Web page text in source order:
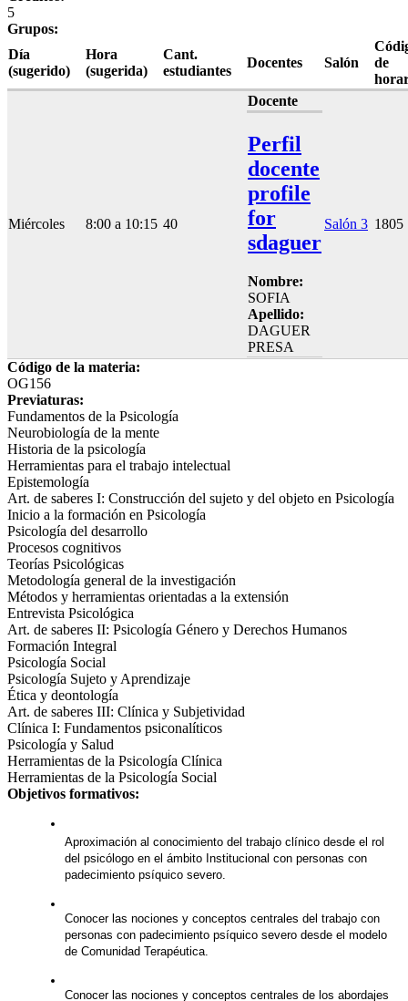
5
Grupos:
Día
(sugerido)
Hora
(sugerida)
Cant.
estudiantes
Docentes Salón
de
Miércoles 8:00 a 10:15 40
Docente
Perfil
docente
profile
for
sdaguer
Nombre:
SOFIA
Apellido:
DAGUER
PRESA
Salón 3 1805
Código de la materia:
OG156
Previaturas:
Fundamentos de la Psicología
Neurobiología de la mente
Historia de la psicología
Herramientas para el trabajo intelectual
Epistemología
Art. de saberes I: Construcción del sujeto y del objeto en Psicología
Inicio a la formación en Psicología
Psicología del desarrollo
Procesos cognitivos
Teorías Psicológicas
Metodología general de la investigación
Métodos y herramientas orientadas a la extensión
Entrevista Psicológica
Art. de saberes II: Psicología Género y Derechos Humanos
Formación Integral
Psicología Social
Psicología Sujeto y Aprendizaje
Ética y deontología
Art. de saberes III: Clínica y Subjetividad
Clínica I: Fundamentos psiconalíticos
Psicología y Salud
Herramientas de la Psicología Clínica
Herramientas de la Psicología Social
Objetivos formativos:
Aproximación al conocimiento del trabajo clínico desde el rol
del psicólogo en el ámbito Institucional con personas con
padecimiento psíquico severo.
Conocer las nociones y conceptos centrales del trabajo con
personas con padecimiento psíquico severo desde el modelo
de Comunidad Terapéutica.
Conocer las nociones y conceptos centrales de los abordajes